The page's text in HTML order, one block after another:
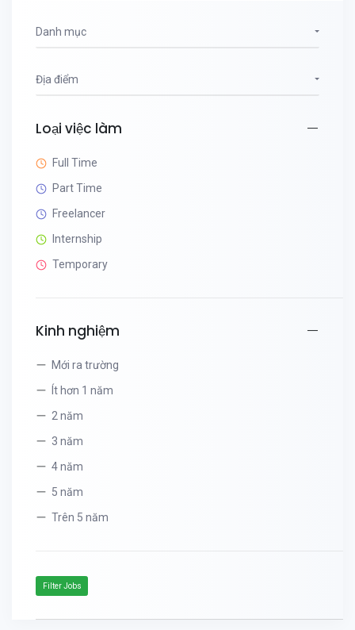
Danh mục
Địa điểm
Loại việc làm
Full Time
Part Time
Freelancer
Internship
Temporary
Kinh nghiệm
Mới ra trường
Ít hơn 1 năm
2 năm
3 năm
4 năm
5 năm
Trên 5 năm
Filter Jobs